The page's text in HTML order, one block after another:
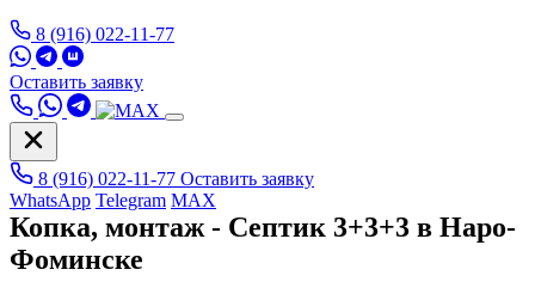
8 (916) 022-11-77
Оставить заявку
8 (916) 022-11-77 Оставить заявку
WhatsApp Telegram MAX
Копка, монтаж - Септик 3+3+3 в Наро-
Фоминске